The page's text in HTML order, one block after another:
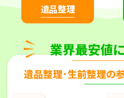
遺品整理
業界最安値
遺品整理･生前整理の